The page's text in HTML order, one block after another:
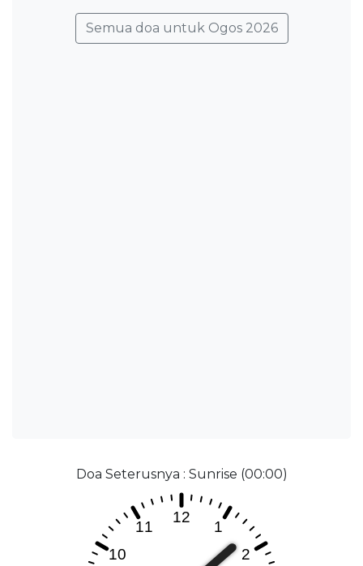
Semua doa untuk Ogos 2026
Doa Seterusnya : Sunrise (00:00)